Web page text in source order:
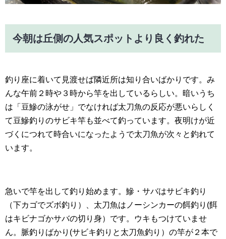
今朝は丘側の人気スポットより良く釣れた
釣り座に着いて見渡せば隣近所は知り合いばかりです。み
んな午前２時や３時から竿を出しているらしい。暗いうち
は「豆鰺の泳がせ」でなければ太刀魚の反応が悪いらしく
て豆鰺釣りのサビキ竿も並べて釣っています。夜明けが近
づくにつれて時合いになったようで太刀魚が次々と釣れて
います。
急いで竿を出して釣り始めます。鰺・サバはサビキ釣り
（下カゴでズボ釣り）、太刀魚はノーシンカーの餌釣り(餌
はキビナゴかサバの切り身）です。ウキもつけていませ
ん。脈釣りばかり(サビキ釣りと太刀魚釣り）の竿が２本で